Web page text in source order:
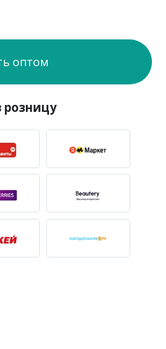
оптом
розницу